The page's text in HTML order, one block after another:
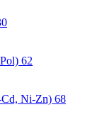
62
Ni-Zn) 68